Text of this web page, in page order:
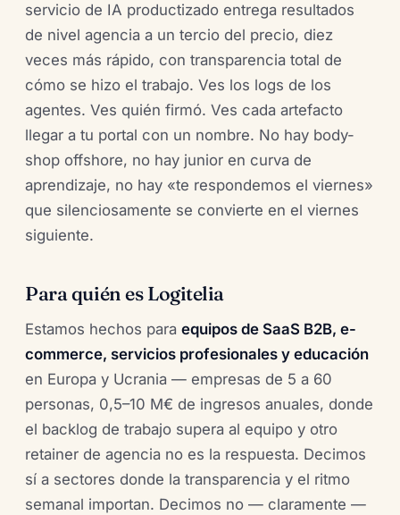
servicio de IA productizado entrega resultados
de nivel agencia a un tercio del precio, diez
veces más rápido, con transparencia total de
cómo se hizo el trabajo. Ves los logs de los
agentes. Ves quién firmó. Ves cada artefacto
llegar a tu portal con un nombre. No hay body-
shop offshore, no hay junior en curva de
aprendizaje, no hay «te respondemos el viernes»
que silenciosamente se convierte en el viernes
siguiente.
Para quién es Logitelia
Estamos hechos para equipos de SaaS B2B, e-
commerce, servicios profesionales y educación
en Europa y Ucrania — empresas de 5 a 60
personas, 0,5–10 M€ de ingresos anuales, donde
el backlog de trabajo supera al equipo y otro
retainer de agencia no es la respuesta. Decimos
sí a sectores donde la transparencia y el ritmo
semanal importan. Decimos no — claramente —